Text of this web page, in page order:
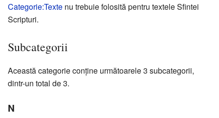
Categorie:Texte nu trebuie folosită pentru textele Sfintei
Scripturi.
Subcategorii
Această categorie conține următoarele 3 subcategorii,
dintr-un total de 3.
N